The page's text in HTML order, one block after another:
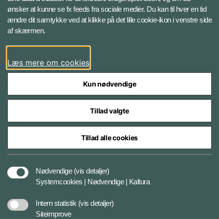
Bluesky
LinkedIn
Styrelser og myndigheder under Forsvarsministeriet
ønsker at kunne se fx feeds fra sociale medier. Du kan til hver en tid
ændre dit samtykke ved at klikke på det lille cookie-ikon i venstre side
af skærmen.
Læs mere om cookies
Kun nødvendige
Tillad valgte
Tillad alle cookies
Nødvendige (vis detaljer)
Systemcookies | Nødvendige | Kaltura
Intern statistik (vis detaljer)
Siteimprove